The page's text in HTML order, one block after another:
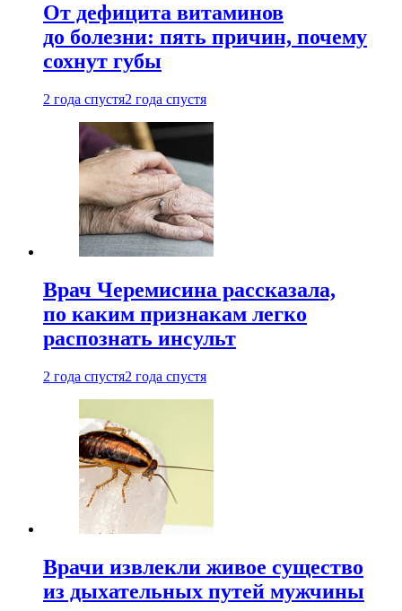
От дефицита витаминов
до болезни: пять причин, почему
сохнут губы
2 года спустя2 года спустя
Врач Черемисина рассказала,
по каким признакам легко
распознать инсульт
2 года спустя2 года спустя
Врачи извлекли живое существо
из дыхательных путей мужчины